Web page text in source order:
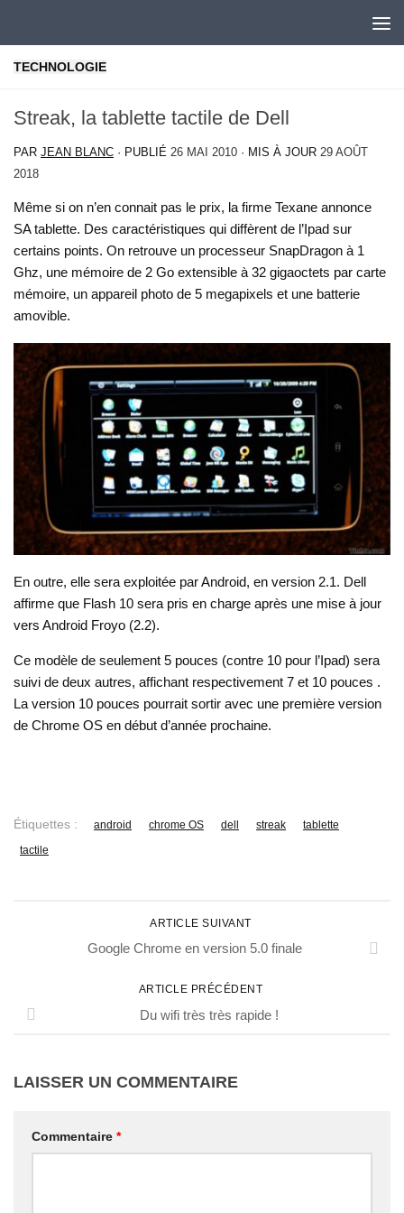
TECHNOLOGIE
Streak, la tablette tactile de Dell
PAR JEAN BLANC · PUBLIÉ 26 MAI 2010 · MIS À JOUR 29 AOÛT
2018
Même si on n’en connait pas le prix, la firme Texane annonce
SA tablette. Des caractéristiques qui diffèrent de l’Ipad sur
certains points. On retrouve un processeur SnapDragon à 1
Ghz, une mémoire de 2 Go extensible à 32 gigaoctets par carte
mémoire, un appareil photo de 5 megapixels et une batterie
amovible.
En outre, elle sera exploitée par Android, en version 2.1. Dell
affirme que Flash 10 sera pris en charge après une mise à jour
vers Android Froyo (2.2).
Ce modèle de seulement 5 pouces (contre 10 pour l’Ipad) sera
suivi de deux autres, affichant respectivement 7 et 10 pouces .
La version 10 pouces pourrait sortir avec une première version
de Chrome OS en début d’année prochaine.
Étiquettes : android chrome OS dell streak
tablette
tactile
ARTICLE SUIVANT
Google Chrome en version 5.0 finale
ARTICLE PRÉCÉDENT
Du wifi très très rapide !
LAISSER UN COMMENTAIRE
Commentaire *